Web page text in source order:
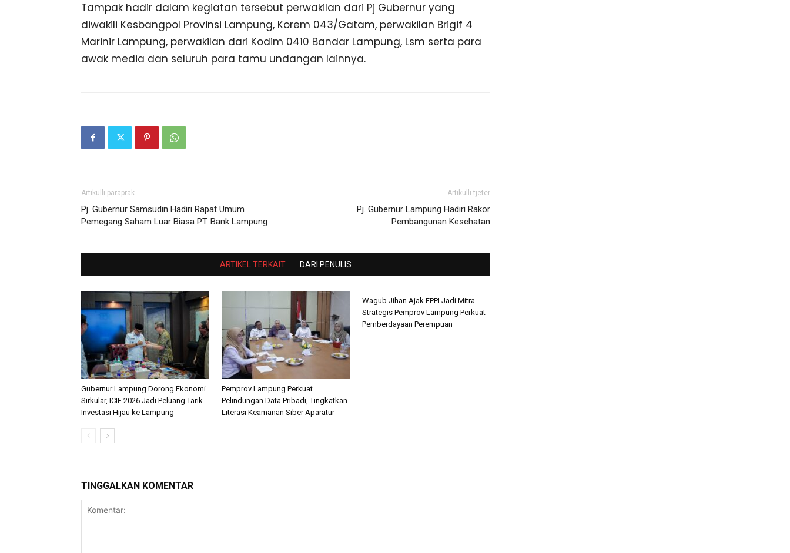
Tampak hadir dalam kegiatan tersebut perwakilan dari Pj Gubernur yang
diwakili Kesbangpol Provinsi Lampung, Korem 043/Gatam, perwakilan Brigif 4
Marinir Lampung, perwakilan dari Kodim 0410 Bandar Lampung, Lsm serta para
awak media dan seluruh para tamu undangan lainnya.
Artikulli paraprak
Pj. Gubernur Samsudin Hadiri Rapat Umum
Pemegang Saham Luar Biasa PT. Bank Lampung
Artikulli tjetër
Pj. Gubernur Lampung Hadiri Rakor
Pembangunan Kesehatan
ARTIKEL TERKAIT DARI PENULIS
Gubernur Lampung Dorong Ekonomi
Sirkular, ICIF 2026 Jadi Peluang Tarik
Investasi Hijau ke Lampung
Pemprov Lampung Perkuat
Pelindungan Data Pribadi, Tingkatkan
Literasi Keamanan Siber Aparatur
Wagub Jihan Ajak FPPI Jadi Mitra
Strategis Pemprov Lampung Perkuat
Pemberdayaan Perempuan
TINGGALKAN KOMENTAR